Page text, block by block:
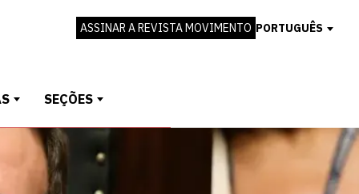
ASSINAR A REVISTA MOVIMENTO PORTUGUÊS
SEÇÕES